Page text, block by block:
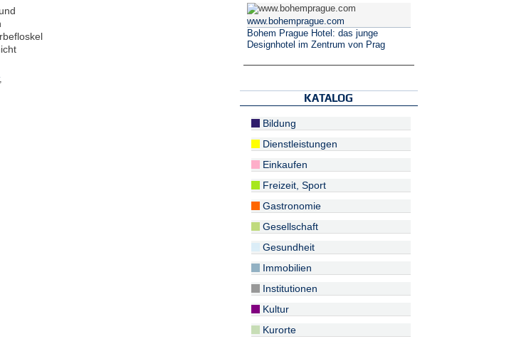
www.bohemprague.com
Bohem Prague Hotel: das junge
Designhotel im Zentrum von Prag
KATALOG
Bildung
Dienstleistungen
Einkaufen
Freizeit, Sport
Gastronomie
Gesellschaft
Gesundheit
Immobilien
Institutionen
Kultur
Kurorte